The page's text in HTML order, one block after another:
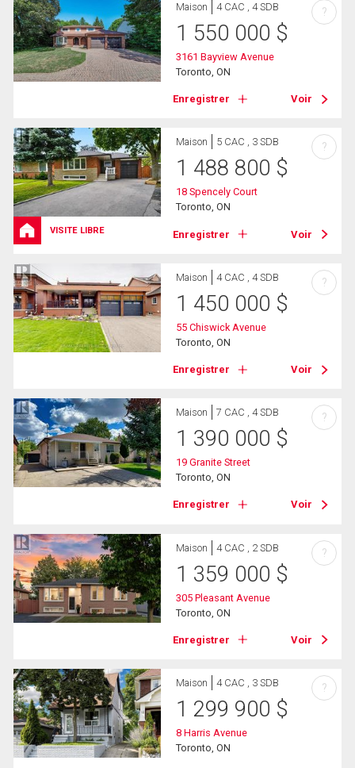
Maison 4 CAC , 4 SDB
1 550 000 $
3161 Bayview Avenue
Toronto, ON
Enregistrer Voir
?
VISITE LIBRE
Maison 5 CAC , 3 SDB
1 488 800 $
18 Spencely Court
Toronto, ON
Enregistrer Voir
?
Maison 4 CAC , 4 SDB
1 450 000 $
55 Chiswick Avenue
Toronto, ON
Enregistrer Voir
?
Maison 7 CAC , 4 SDB
1 390 000 $
19 Granite Street
Toronto, ON
Enregistrer Voir
?
Maison 4 CAC , 2 SDB
1 359 000 $
305 Pleasant Avenue
Toronto, ON
Enregistrer Voir
?
Maison 4 CAC , 3 SDB
1 299 900 $
8 Harris Avenue
Toronto, ON
?